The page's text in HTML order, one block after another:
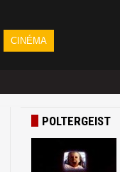
CINÉMA
POLTERGEIST